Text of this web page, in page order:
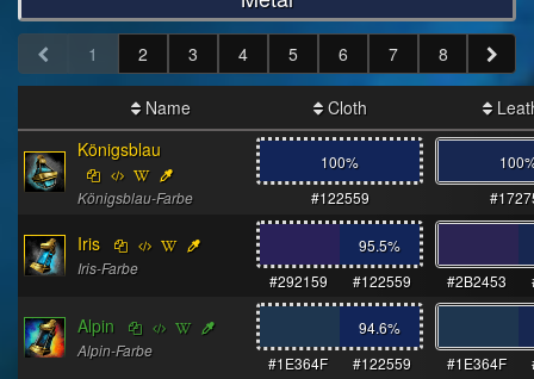
1 2 3 4 5 6 7 8
Name Cloth
Königsblau
Königsblau-Farbe
100%
#122559
Iris
Iris-Farbe
95.5%
#292159
#122559 #2B2453
Alpin
Alpin-Farbe
94.6%
#1E364F
#122559 #1E364F